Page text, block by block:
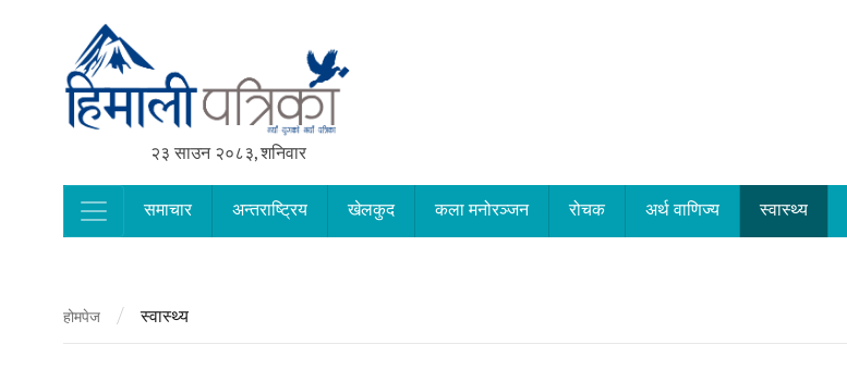
२३ साउन २०८३, शनिवार
Main Navigation
समाचार अन्तराष्ट्रिय खेलकुद कला मनोरञ्जन रोचक अर्थ वाणिज्य स्वास्थ्य
होमपेज / स्वास्थ्य